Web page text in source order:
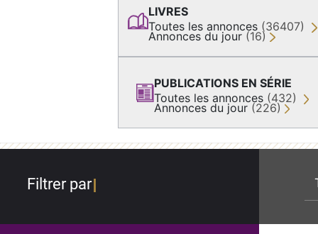
LIVRES
Toutes les annonces (36407)
Annonces du jour (16)
PUBLICATIONS EN SÉRIE
Toutes les annonces (432)
Annonces du jour (226)
Filtrer par